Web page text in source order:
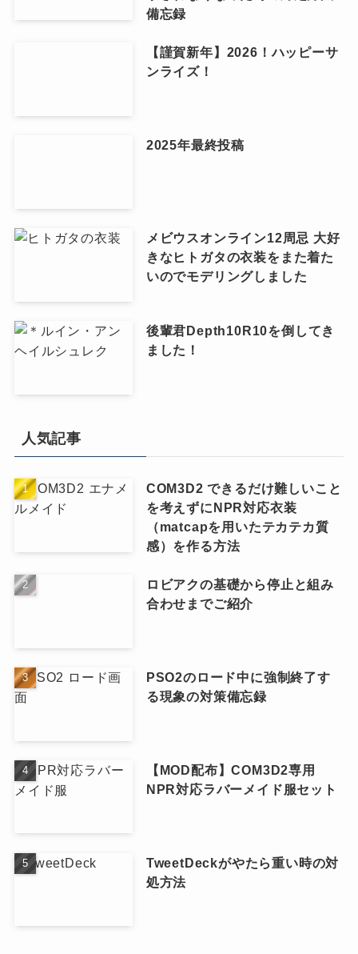
備忘録
【謹賀新年】2026！ハッピーサ
ンライズ！
2025年最終投稿
メビウスオンライン12周忌 大好
きなヒトガタの衣装をまた着た
いのでモデリングしました
後輩君Depth10R10を倒してき
ました！
人気記事
COM3D2 できるだけ難しいこと
を考えずにNPR対応衣装
（matcapを用いたテカテカ質
感）を作る方法
ロビアクの基礎から停止と組み
合わせまでご紹介
PSO2のロード中に強制終了す
る現象の対策備忘録
【MOD配布】COM3D2専用
NPR対応ラバーメイド服セット
TweetDeckがやたら重い時の対
処方法